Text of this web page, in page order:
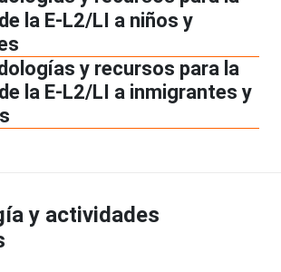
la E-L2/LI a niños y
y recursos para la
la E-L2/LI a inmigrantes y
y actividades